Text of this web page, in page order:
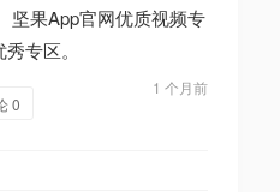
坚果App官网优质视频专
专区。
1 个月前
0